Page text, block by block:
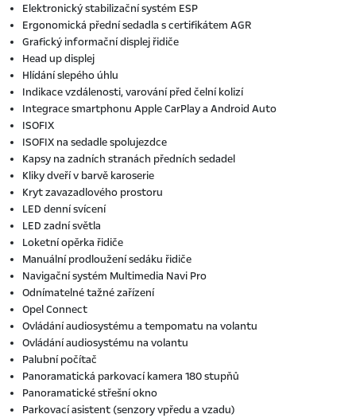
Elektronický stabilizační systém ESP
Ergonomická přední sedadla s certifikátem AGR
Grafický informační displej řidiče
Head up displej
Hlídání slepého úhlu
Indikace vzdálenosti, varování před čelní kolizí
Integrace smartphonu Apple CarPlay a Android Auto
ISOFIX
ISOFIX na sedadle spolujezdce
Kapsy na zadních stranách předních sedadel
Kliky dveří v barvě karoserie
Kryt zavazadlového prostoru
LED denní svícení
LED zadní světla
Loketní opěrka řidiče
Manuální prodloužení sedáku řidiče
Navigační systém Multimedia Navi Pro
Odnímatelné tažné zařízení
Opel Connect
Ovládání audiosystému a tempomatu na volantu
Ovládání audiosystému na volantu
Palubní počítač
Panoramatická parkovací kamera 180 stupňů
Panoramatické střešní okno
Parkovací asistent (senzory vpředu a vzadu)